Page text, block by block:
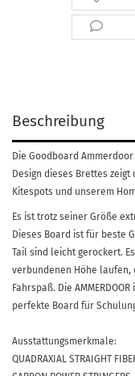
Beschreibung
Die Goodboard
Design dieses Brettes
Kitespots und unserem
Es ist trotz seiner Größe
Dieses Board ist für beste
Tail sind leicht gerockert.
verbundenen Höhe laufen,
Fahrspaß. Die
perfekte Board für
Ausstattungsmerkmale:
QUADRAXIAL STRAIGHT